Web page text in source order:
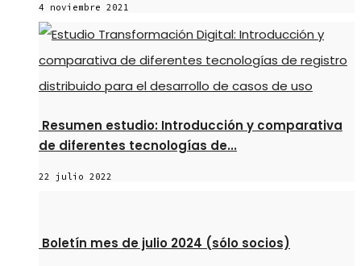
4 noviembre 2021
Resumen estudio: Introducción y comparativa
de diferentes tecnologías de...
22 julio 2022
Boletín mes de julio 2024 (sólo socios)